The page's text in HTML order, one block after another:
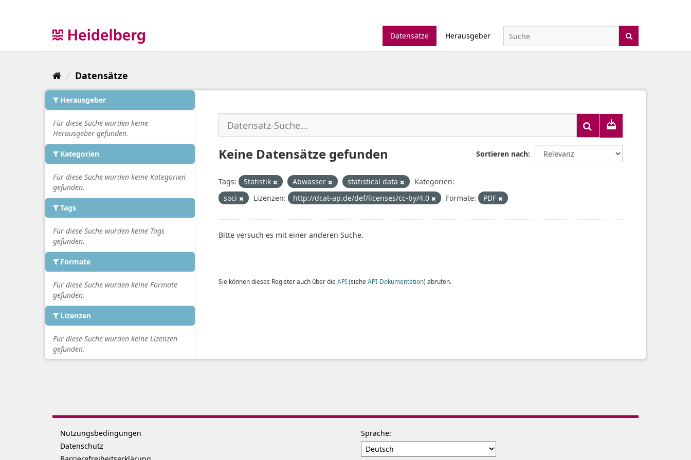
Datensätze
Herausgeber
Datensätze
Herausgeber
Für diese Suche wurden keine
Herausgeber gefunden.
Kategorien
Für diese Suche wurden keine Kategorien
gefunden.
Tags
Für diese Suche wurden keine Tags
gefunden.
Formate
Für diese Suche wurden keine Formate
gefunden.
Lizenzen
Für diese Suche wurden keine Lizenzen
gefunden.
Sortieren nach
Keine Datensätze gefunden
Tags: Statistik Abwasser statistical data
Kategorien:
soci
Lizenzen: http://dcat-ap.de/def/licenses/cc-by/4.0 Formate: PDF
Bitte versuch es mit einer anderen Suche.
Sie können dieses Register auch über die API(siehe API-Dokumentation) abrufen.
Nutzungsbedingungen
Datenschutz
Sprache